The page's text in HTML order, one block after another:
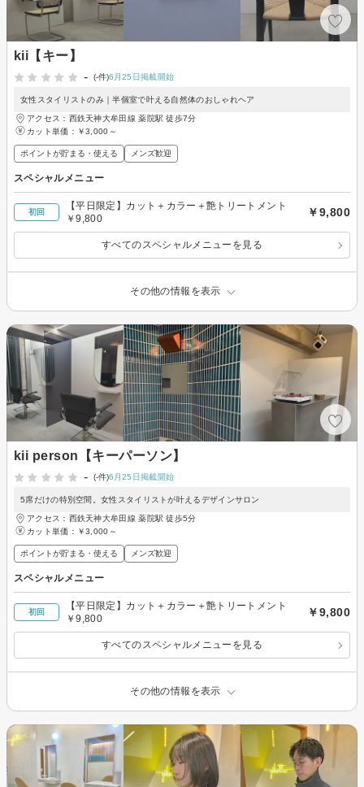
kii【キー】
-
(-件)6月25日掲載開始
女性スタイリストのみ｜半個室で叶える自然体のおしゃれヘア
アクセス：西鉄天神大牟田線 薬院駅 徒歩7分
カット単価： ￥3,000～
ポイントが貯まる・使える メンズ歓迎
スペシャルメニュー
初回
【平日限定】カット＋カラー＋艶トリートメント
￥9,800
￥9,800
すべてのスペシャルメニューを見る
その他の情報を表示
kii person【キーパーソン】
-
(-件)6月25日掲載開始
5席だけの特別空間。女性スタイリストが叶えるデザインサロン
アクセス：西鉄天神大牟田線 薬院駅 徒歩5分
カット単価： ￥3,000～
ポイントが貯まる・使える メンズ歓迎
スペシャルメニュー
初回
【平日限定】カット＋カラー＋艶トリートメント
￥9,800
￥9,800
すべてのスペシャルメニューを見る
その他の情報を表示